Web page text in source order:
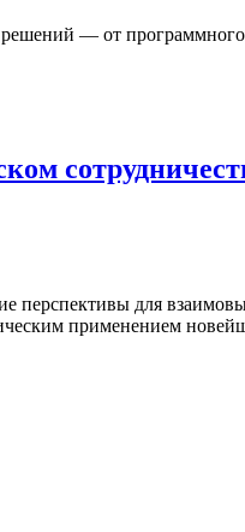
— от программного
перспективы для
применением